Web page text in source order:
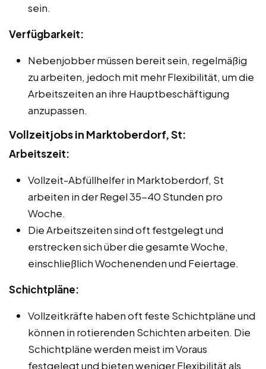
sein.
Verfügbarkeit:
Nebenjobber müssen bereit sein, regelmäßig
zu arbeiten, jedoch mit mehr Flexibilität, um die
Arbeitszeiten an ihre Hauptbeschäftigung
anzupassen.
Vollzeitjobs in Marktoberdorf, St:
Arbeitszeit:
Vollzeit-Abfüllhelfer in Marktoberdorf, St
arbeiten in der Regel 35-40 Stunden pro
Woche.
Die Arbeitszeiten sind oft festgelegt und
erstrecken sich über die gesamte Woche,
einschließlich Wochenenden und Feiertage.
Schichtpläne:
Vollzeitkräfte haben oft feste Schichtpläne und
können in rotierenden Schichten arbeiten. Die
Schichtpläne werden meist im Voraus
festgelegt und bieten weniger Flexibilität als